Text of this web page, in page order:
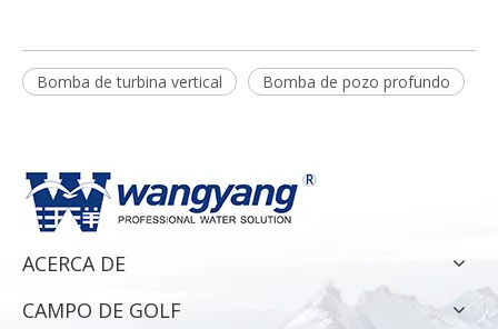
Bomba de turbina vertical Bomba de pozo profundo
ACERCA DE
CAMPO DE GOLF